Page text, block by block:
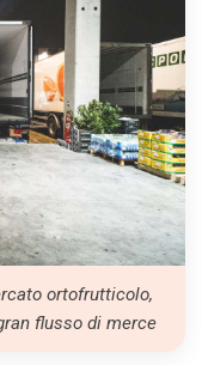
ortofrutticolo,
flusso di merce